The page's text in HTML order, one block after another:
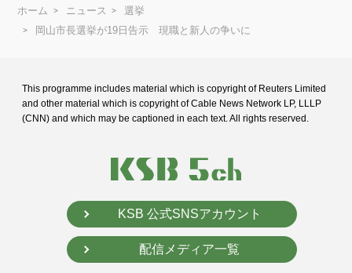
ホーム ニュース
選挙
岡山市長選挙が19日告示 現職と新人の争いに
This programme includes material which is copyright of Reuters Limited
and other material which is copyright of Cable News Network LP, LLLP
(CNN) and which may be captioned in each text. All rights reserved.
KSB 公式SNSアカウント
配信メディア一覧